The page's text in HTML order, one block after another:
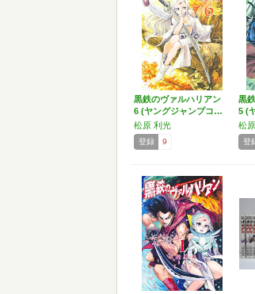
黒鉄のヴァルハリアン
6 (ヤングジャンプコ…
松原 利光
登録 9
黒
5 (
松
登